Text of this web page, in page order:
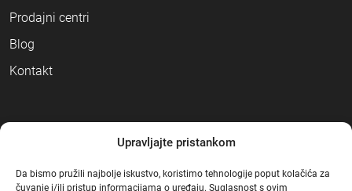
Upravljajte pristankom
Da bismo pružili najbolje iskustvo, koristimo tehnologije poput kolačića za
čuvanje i/ili pristup informacijama o uređaju. Suglasnost s ovim
Prodajni centri
Blog
Kontakt